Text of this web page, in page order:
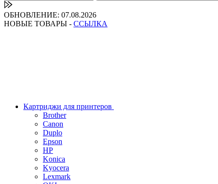
ОБНОВЛЕНИЕ: 07.08.2026
НОВЫЕ ТОВАРЫ - ССЫЛКА
Картриджи для принтеров
Brother
Canon
Duplo
Epson
HP
Konica
Kyocera
Lexmark